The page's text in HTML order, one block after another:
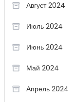
Август 2024
Июль 2024
Июнь 2024
Май 2024
Апрель 2024